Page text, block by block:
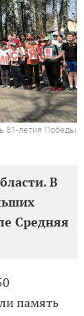
81-летия Победы
В
Средняя
память